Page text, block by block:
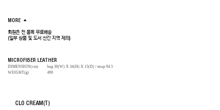
MORE
회원은 전 품목 무료배송
(일부 상품 및 도서 산간 지역 제외)
MICROFIBER LEATHER
DIMENSION(cm)
bag 30(W) X 34(H) X 15(D) / strap 94.5
WEIGHT(g)
490
CLO CREAM(T)